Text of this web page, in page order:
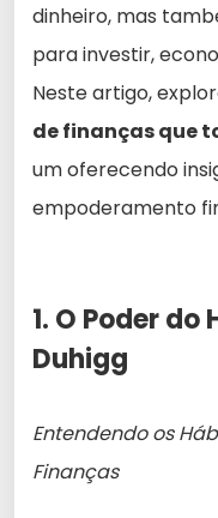
dinheiro, mas
para investir,
Neste artigo,
de finanças que
um oferecendo
empoderamento
1. O Poder
Duhigg
Entendendo os
Finanças